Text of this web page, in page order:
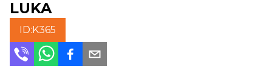
LUKA
ID:K365